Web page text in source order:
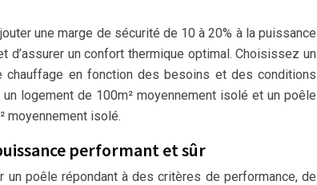
une marge de sécurité de 10 à 20% à la puissance
un confort thermique optimal. Choisissez un
en fonction des besoins et des conditions
logement de 100m² moyennement isolé et un poêle
moyennement isolé.
performant et sûr
poêle répondant à des critères de performance, de